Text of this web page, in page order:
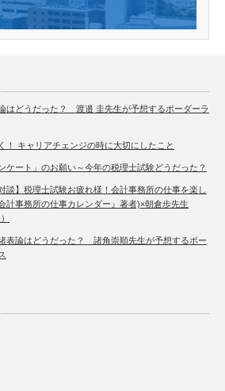
はどうだった？ 渡邉 圭先生が予想するボーダーラ
！ キャリアチェンジの時に大切にしたこと
ケート」のお願い～今年の税理士試験どうだった？
談】税理士試験お疲れ様！会計事務所の仕事を楽し
計事務所の仕事カレンダー』著者)×朝倉歩先生
表論はどうだった？ 諸角崇順先生が予想するボー